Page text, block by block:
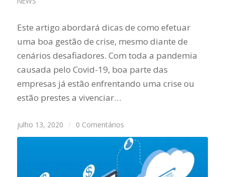
Este artigo abordará dicas de como efetuar
uma boa gestão de crise, mesmo diante de
cenários desafiadores. Com toda a pandemia
causada pelo Covid-19, boa parte das
empresas já estão enfrentando uma crise ou
estão prestes a vivenciar…
julho 13, 2020 / 0 Comentários